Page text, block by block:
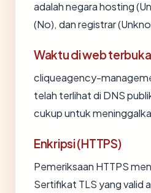
adalah negara hosting
(No), dan registrar
Waktu di web terbuka
cliqueagency-
telah terlihat di DNS
cukup untuk
Enkripsi (HTTPS)
Pemeriksaan HTTPS
Sertifikat TLS yang valid